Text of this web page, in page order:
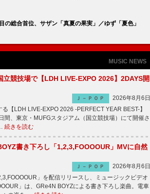
の総合首位、サザン「真夏の果実」／ゆず「夏色」
MUSIC NEWS
競技場で【LDH LIVE-EXPO 2026】2DAYS開
Ｊ－ＰＯＰ
2026年8月6日
【LDH LIVE-EXPO 2026 -PERFECT YEAR BEST-】
、東京・MUFGスタジアム（国立競技場）にて開催さ
続きを読む
書き下ろし「1,2,3,FOOOOUR」MVに自然
Ｊ－ＰＯＰ
2026年8月6日
」を配信リリースし、ミュージックビデオ
」は、GRe4N BOYZによる書き下ろし楽曲。電車